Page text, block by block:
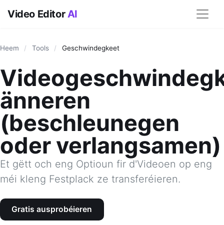
Video EditorAI
Heem / Tools / Geschwindegkeet
änneren
(beschleunegen
oder verlangsamen)
Et gëtt och eng Optioun fir d'Videoen op eng
méi kleng Festplack ze transferéieren.
Gratis ausprobéieren